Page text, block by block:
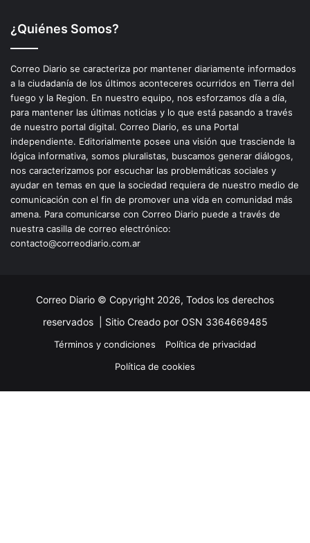
¿Quiénes Somos?
Correo Diario se caracteriza por mantener diariamente informados
a la ciudadanía de los últimos aconteceres ocurridos en Tierra del
fuego y la Region. En nuestro equipo, nos esforzamos día a día,
para mantener las últimas noticias y lo que está pasando a través
de nuestro portal digital. Correo Diario, es una Portal
independiente. Editorialmente posee una visión que trasciende la
lógica informativa, somos pluralistas, buscamos generar diálogos,
nos caracterizamos por escuchar las problemáticas sociales y
ayudar en temas en que la sociedad requiera de nuestro medio de
comunicación con el fin de promover una vida en comunidad más
amena. Para comunicarse con Correo Diario puede a través de
nuestra casilla de correo electrónico:
contacto@correodiario.com.ar
Correo Diario © Copyright 2026, Todos los derechos
reservados | Sitio Creado por OSN 3364669485
Términos y condiciones
Política de privacidad
Política de cookies